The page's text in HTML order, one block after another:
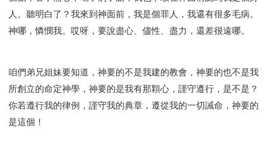
人。聽明白了？我來到神面前，我是個罪人，我還有很多毛病。
神哪，憐憫我。哎呀，要說盡心、儘性、盡力，還差很遠哪。
咱們弟兄姐妹要知道，神要的不是我建的教會，神要的也不是我
所創立的命定神學，神要的是我有那顆心，謹守遵行，是不是？
你若遵行我的律例，謹守我的典章，遵從我的一切誡命，神要的
是這個！